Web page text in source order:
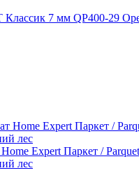
7 мм QP400-29
Expert Паркет /
лес